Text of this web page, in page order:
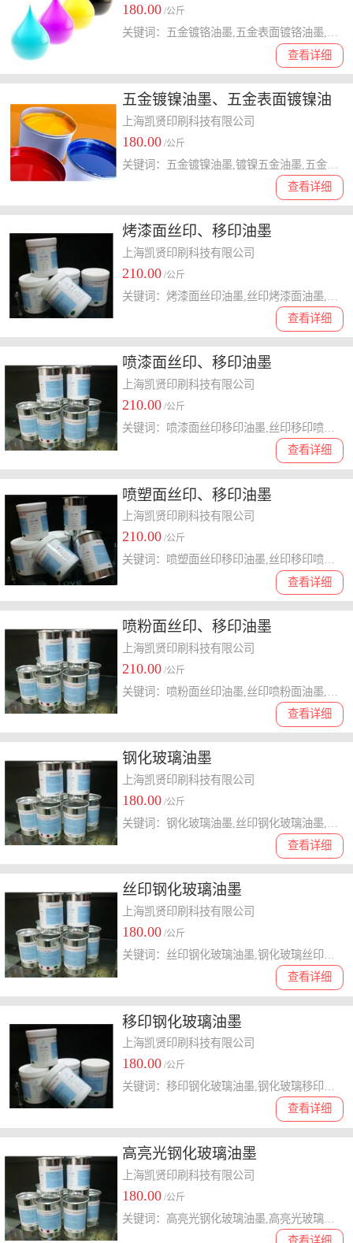
180.00 /公斤
查看详细
关键词：五金镀铬油墨,五金表面镀铬油墨,镀铬五金油墨,镀铬表面五金油墨,镀铬油墨
五金镀镍油墨、五金表面镀镍油
墨
上海凯贤印刷科技有限公司
180.00 /公斤
查看详细
烤漆面丝印、移印油墨
上海凯贤印刷科技有限公司
210.00 /公斤
查看详细
喷漆面丝印、移印油墨
上海凯贤印刷科技有限公司
210.00 /公斤
查看详细
喷塑面丝印、移印油墨
上海凯贤印刷科技有限公司
210.00 /公斤
查看详细
关键词：喷塑面丝印移印油墨,丝印移印喷塑面油墨,丝印喷塑面油墨,移印喷塑面油墨,喷塑面丝印油墨,喷塑面移印油墨
喷粉面丝印、移印油墨
上海凯贤印刷科技有限公司
210.00 /公斤
查看详细
钢化玻璃油墨
上海凯贤印刷科技有限公司
180.00 /公斤
查看详细
丝印钢化玻璃油墨
上海凯贤印刷科技有限公司
180.00 /公斤
查看详细
移印钢化玻璃油墨
上海凯贤印刷科技有限公司
180.00 /公斤
查看详细
关键词：移印钢化玻璃油墨,钢化玻璃移印油墨,钢化玻璃油墨,移印玻璃油墨,玻璃移印油墨,玻璃油墨
高亮光钢化玻璃油墨
上海凯贤印刷科技有限公司
180.00 /公斤
查看详细